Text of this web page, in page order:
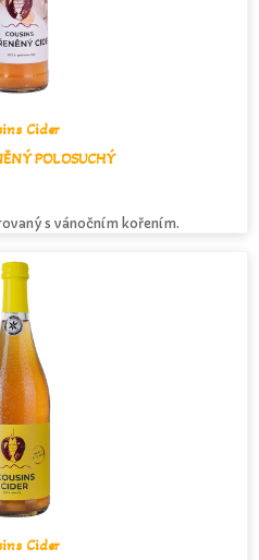
Cider
POLOSUCHÝ
s vánočním kořením.
Cider